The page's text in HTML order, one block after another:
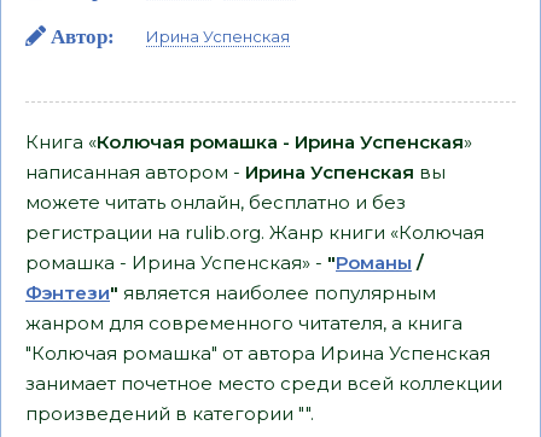
Автор: Ирина Успенская
Книга «Колючая ромашка - Ирина Успенская»
написанная автором - Ирина Успенская вы
можете читать онлайн, бесплатно и без
регистрации на rulib.org. Жанр книги «Колючая
ромашка - Ирина Успенская» - "Романы /
Фэнтези" является наиболее популярным
жанром для современного читателя, а книга
"Колючая ромашка" от автора Ирина Успенская
занимает почетное место среди всей коллекции
произведений в категории "".